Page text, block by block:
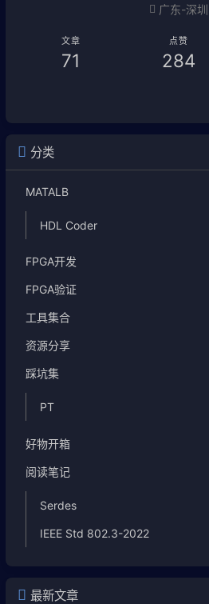
广东-深圳
文章
71
点赞
284
分类
MATALB
HDL Coder
FPGA开发
FPGA验证
工具集合
资源分享
踩坑集
PT
好物开箱
阅读笔记
Serdes
IEEE Std 802.3-2022
最新文章